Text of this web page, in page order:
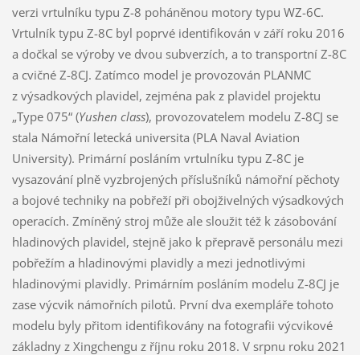
verzi vrtulníku typu Z-8 poháněnou motory typu WZ-6C.
Vrtulník typu Z-8C byl poprvé identifikován v září roku 2016
a dočkal se výroby ve dvou subverzích, a to transportní Z-8C
a cvičné Z-8CJ. Zatímco model je provozován PLANMC
z výsadkových plavidel, zejména pak z plavidel projektu
„Type 075“ (Yushen class), provozovatelem modelu Z-8CJ se
stala Námořní letecká universita (PLA Naval Aviation
University). Primární posláním vrtulníku typu Z-8C je
vysazování plně vyzbrojených příslušníků námořní pěchoty
a bojové techniky na pobřeží při obojživelných výsadkových
operacích. Zmíněný stroj může ale sloužit též k zásobování
hladinových plavidel, stejně jako k přepravě personálu mezi
pobřežím a hladinovými plavidly a mezi jednotlivými
hladinovými plavidly. Primárním posláním modelu Z-8CJ je
zase výcvik námořních pilotů. První dva exempláře tohoto
modelu byly přitom identifikovány na fotografii výcvikové
základny z Xingchengu z říjnu roku 2018. V srpnu roku 2021